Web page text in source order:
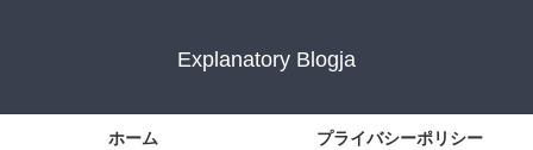
Explanatory Blogja
ホーム プライバシーポリシー